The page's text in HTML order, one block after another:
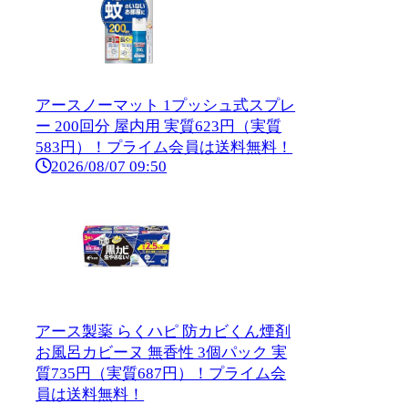
アースノーマット 1プッシュ式スプレ
ー 200回分 屋内用 実質623円（実質
583円）！プライム会員は送料無料！
2026/08/07 09:50
アース製薬 らくハピ 防カビくん煙剤
お風呂カビーヌ 無香性 3個パック 実
質735円（実質687円）！プライム会
員は送料無料！